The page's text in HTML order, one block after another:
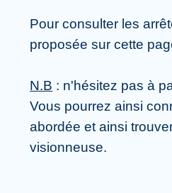
Pour consulter les
proposée sur cette
N.B : n'hésitez pas à
Vous pourrez ainsi
abordée et ainsi
visionneuse.